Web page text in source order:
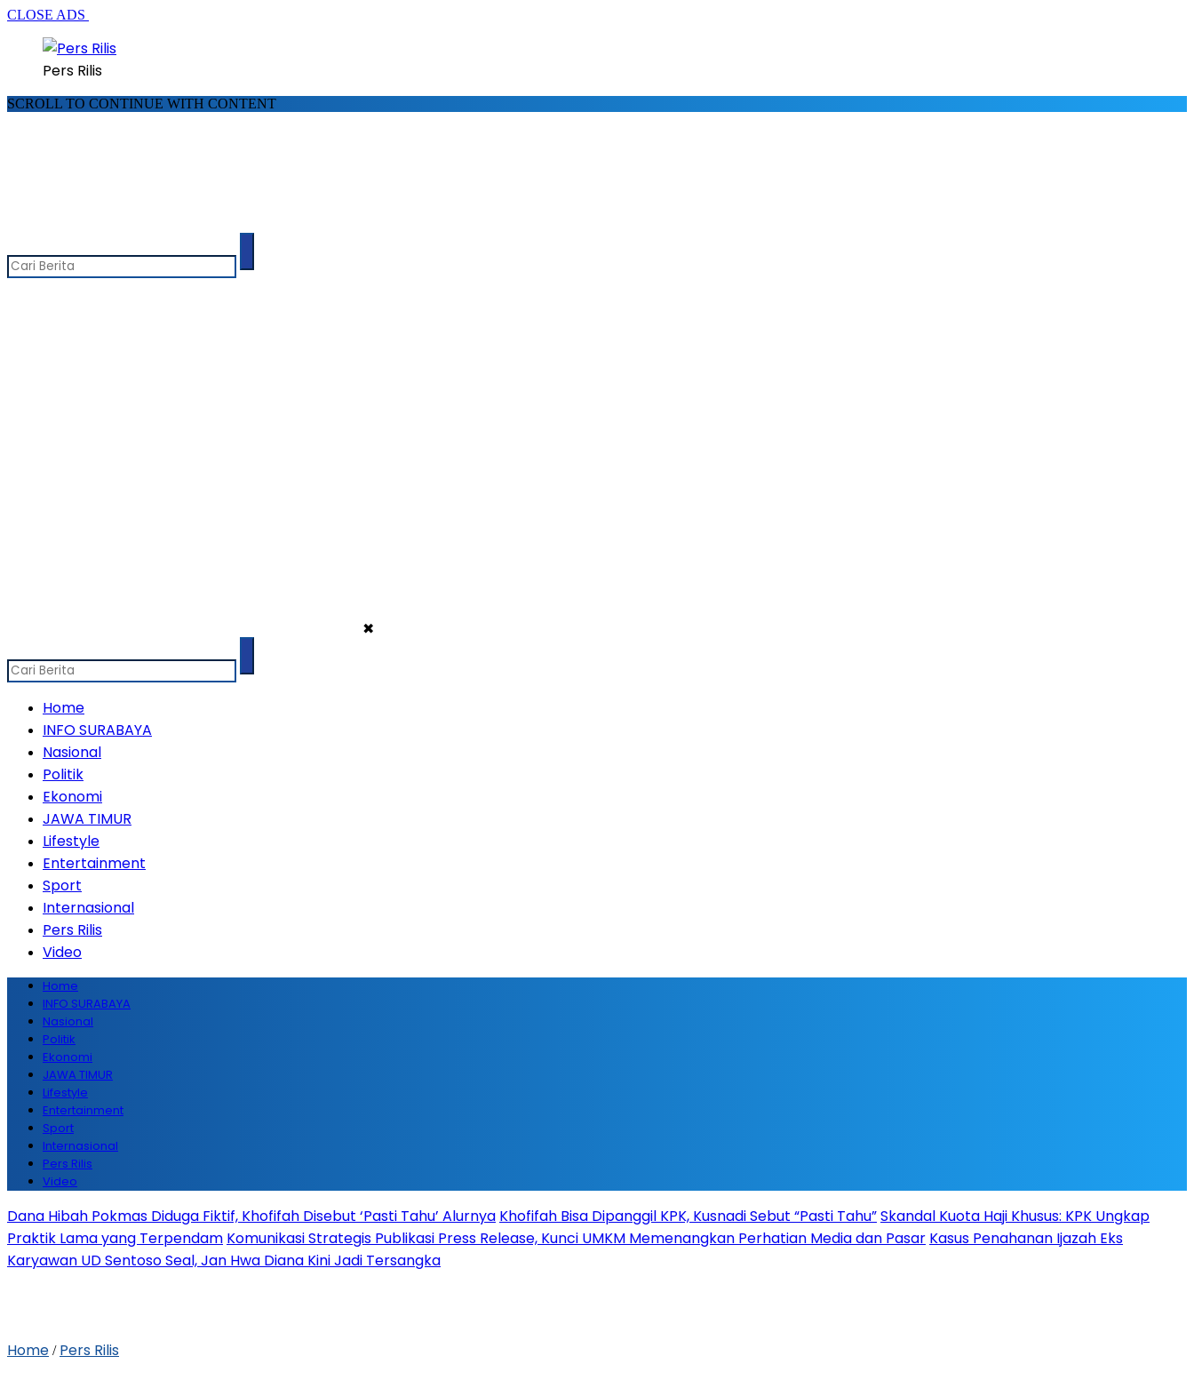
CLOSE ADS
Pers Rilis
SCROLL TO CONTINUE WITH CONTENT
✖
Home
INFO SURABAYA
Nasional
Politik
Ekonomi
JAWA TIMUR
Lifestyle
Entertainment
Sport
Internasional
Pers Rilis
Video
Home
INFO SURABAYA
Nasional
Politik
Ekonomi
JAWA TIMUR
Lifestyle
Entertainment
Sport
Internasional
Pers Rilis
Video
Dana Hibah Pokmas Diduga Fiktif, Khofifah Disebut ‘Pasti Tahu’ Alurnya Khofifah Bisa Dipanggil KPK, Kusnadi Sebut “Pasti Tahu”Skandal Kuota Haji Khusus: KPK Ungkap
Praktik Lama yang Terpendam Komunikasi Strategis Publikasi Press Release, Kunci UMKM Memenangkan Perhatian Media dan Pasar Kasus Penahanan Ijazah Eks
Karyawan UD Sentoso Seal, Jan Hwa Diana Kini Jadi Tersangka
Home / Pers Rilis